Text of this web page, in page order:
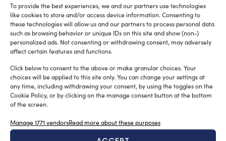
To provide the best experiences, we and our partners use technologies
like cookies to store and/or access device information. Consenting to
these technologies will allow us and our partners to process personal data
such as browsing behavior or unique IDs on this site and show (non-)
personalized ads. Not consenting or withdrawing consent, may adversely
affect certain features and functions.
Click below to consent to the above or make granular choices. Your
choices will be applied to this site only. You can change your settings at
any time, including withdrawing your consent, by using the toggles on the
Cookie Policy, or by clicking on the manage consent button at the bottom
of the screen.
Manage 1771 vendorsRead more about these purposes
il nuovo inserito è adatto a svolgere questo tipo di
lavoro. «Raramente è capitato qualcuno non idoneo»,
commenta Giannoni. «Oggi la gente arriva abbastanza
motivata. Non tutti, però, hanno gli stessi tempi di
apprendimento. Qualcuno si rende autonomo in sei
mesi, altri in due o tre anni, altri ancora hanno sempre
bisogno di essere guidati, ma va bene anche così
perché non tutti devono essere per forza dei leader.
L’aspetto organizzativo, al di là delle capacità manuali
gestire è il ruolo che premia di più i nostri dipendenti».